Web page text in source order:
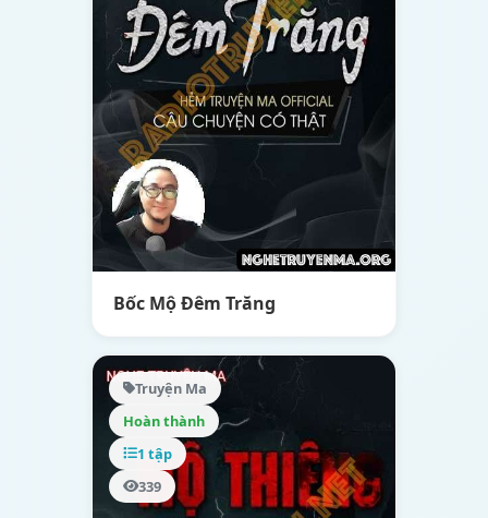
Bốc Mộ Đêm Trăng
Truyện Ma
Hoàn thành
1 tập
339